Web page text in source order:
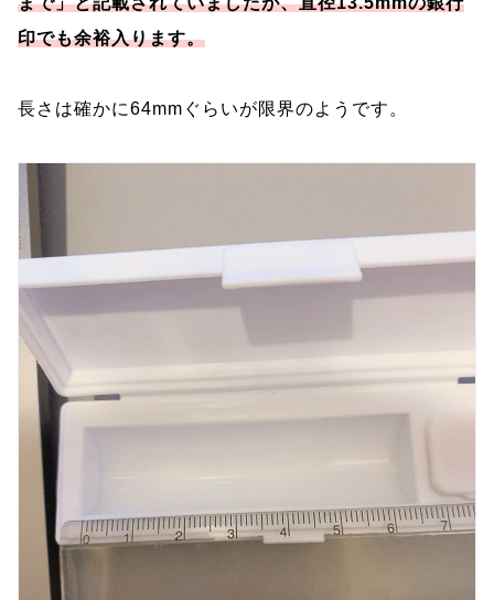
印でも余裕入ります。
長さは確かに64mmぐらいが限界のようです。